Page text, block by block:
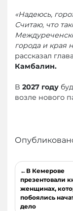
«Надеюсь,
Считаю, что
города и края
рассказал
Камбалин.
В 2027 году
возле нового
по
записям
В Кемерове
презентовали
женщинах,
побоялись
дело